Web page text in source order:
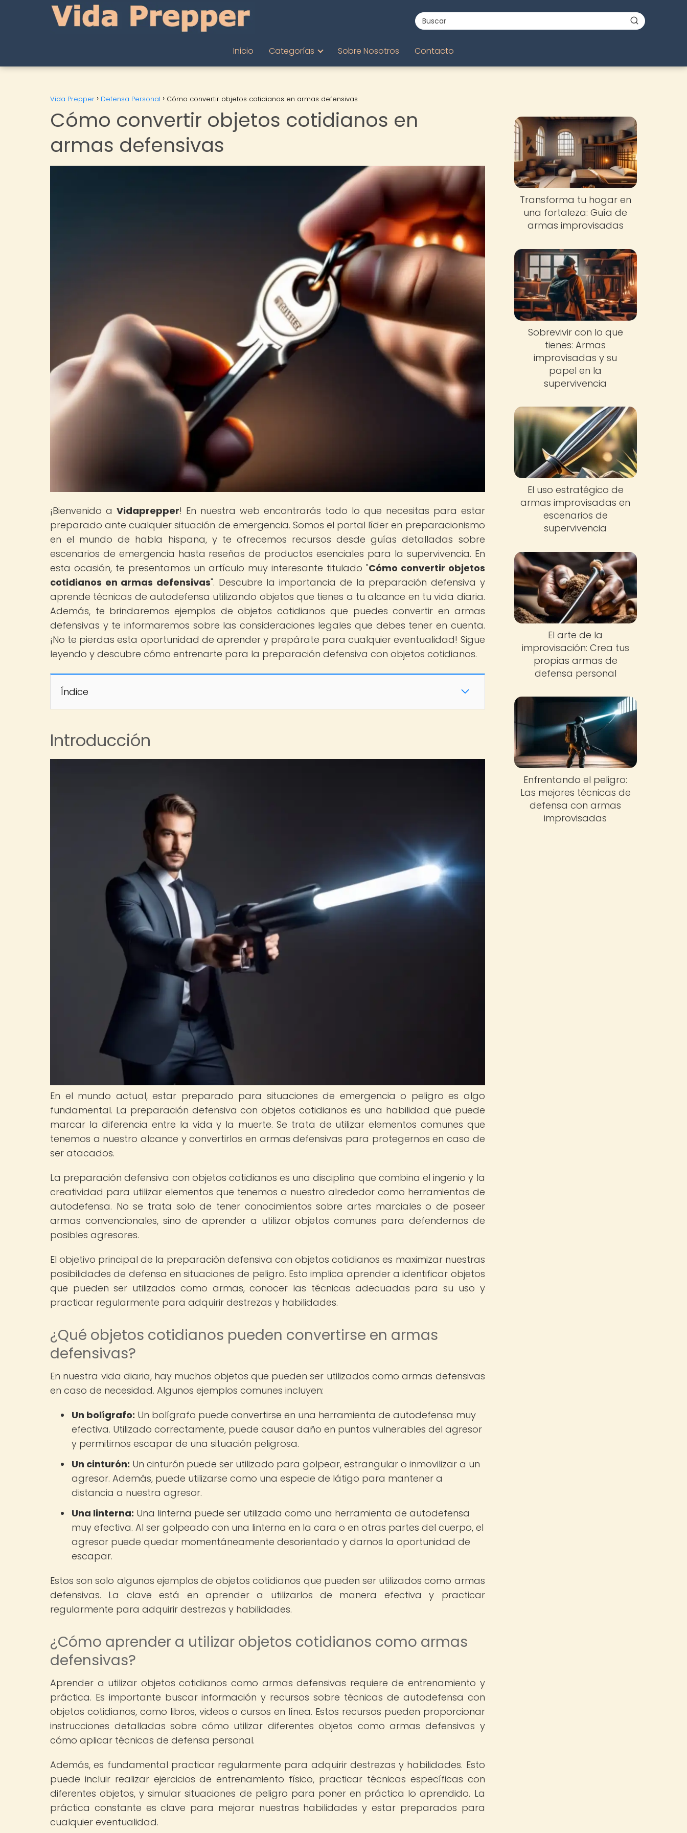
Inicio Categorías Sobre Nosotros Contacto
Vida Prepper Defensa Personal Cómo convertir objetos cotidianos en armas defensivas
Cómo convertir objetos cotidianos en
armas defensivas
¡Bienvenido a Vidaprepper! En nuestra web encontrarás todo lo que necesitas para estar
preparado ante cualquier situación de emergencia. Somos el portal líder en preparacionismo
en el mundo de habla hispana, y te ofrecemos recursos desde guías detalladas sobre
escenarios de emergencia hasta reseñas de productos esenciales para la supervivencia. En
esta ocasión, te presentamos un artículo muy interesante titulado "Cómo convertir objetos
cotidianos en armas defensivas". Descubre la importancia de la preparación defensiva y
aprende técnicas de autodefensa utilizando objetos que tienes a tu alcance en tu vida diaria.
Además, te brindaremos ejemplos de objetos cotidianos que puedes convertir en armas
defensivas y te informaremos sobre las consideraciones legales que debes tener en cuenta.
¡No te pierdas esta oportunidad de aprender y prepárate para cualquier eventualidad! Sigue
leyendo y descubre cómo entrenarte para la preparación defensiva con objetos cotidianos.
Índice
Introducción
En el mundo actual, estar preparado para situaciones de emergencia o peligro es algo
fundamental. La preparación defensiva con objetos cotidianos es una habilidad que puede
marcar la diferencia entre la vida y la muerte. Se trata de utilizar elementos comunes que
tenemos a nuestro alcance y convertirlos en armas defensivas para protegernos en caso de
ser atacados.
La preparación defensiva con objetos cotidianos es una disciplina que combina el ingenio y la
creatividad para utilizar elementos que tenemos a nuestro alrededor como herramientas de
autodefensa. No se trata solo de tener conocimientos sobre artes marciales o de poseer
armas convencionales, sino de aprender a utilizar objetos comunes para defendernos de
posibles agresores.
El objetivo principal de la preparación defensiva con objetos cotidianos es maximizar nuestras
posibilidades de defensa en situaciones de peligro. Esto implica aprender a identificar objetos
que pueden ser utilizados como armas, conocer las técnicas adecuadas para su uso y
practicar regularmente para adquirir destrezas y habilidades.
¿Qué objetos cotidianos pueden convertirse en armas
defensivas?
En nuestra vida diaria, hay muchos objetos que pueden ser utilizados como armas defensivas
en caso de necesidad. Algunos ejemplos comunes incluyen:
Un bolígrafo: Un bolígrafo puede convertirse en una herramienta de autodefensa muy
efectiva. Utilizado correctamente, puede causar daño en puntos vulnerables del agresor
y permitirnos escapar de una situación peligrosa.
Un cinturón: Un cinturón puede ser utilizado para golpear, estrangular o inmovilizar a un
agresor. Además, puede utilizarse como una especie de látigo para mantener a
distancia a nuestra agresor.
Una linterna: Una linterna puede ser utilizada como una herramienta de autodefensa
muy efectiva. Al ser golpeado con una linterna en la cara o en otras partes del cuerpo, el
agresor puede quedar momentáneamente desorientado y darnos la oportunidad de
escapar.
Estos son solo algunos ejemplos de objetos cotidianos que pueden ser utilizados como armas
defensivas. La clave está en aprender a utilizarlos de manera efectiva y practicar
regularmente para adquirir destrezas y habilidades.
¿Cómo aprender a utilizar objetos cotidianos como armas
defensivas?
Aprender a utilizar objetos cotidianos como armas defensivas requiere de entrenamiento y
práctica. Es importante buscar información y recursos sobre técnicas de autodefensa con
objetos cotidianos, como libros, videos o cursos en línea. Estos recursos pueden proporcionar
instrucciones detalladas sobre cómo utilizar diferentes objetos como armas defensivas y
cómo aplicar técnicas de defensa personal.
Además, es fundamental practicar regularmente para adquirir destrezas y habilidades. Esto
puede incluir realizar ejercicios de entrenamiento físico, practicar técnicas específicas con
diferentes objetos, y simular situaciones de peligro para poner en práctica lo aprendido. La
práctica constante es clave para mejorar nuestras habilidades y estar preparados para
cualquier eventualidad.
Transforma tu hogar en
una fortaleza: Guía de
armas improvisadas
Sobrevivir con lo que
tienes: Armas
improvisadas y su
papel en la
supervivencia
El uso estratégico de
armas improvisadas en
escenarios de
supervivencia
El arte de la
improvisación: Crea tus
propias armas de
defensa personal
Enfrentando el peligro:
Las mejores técnicas de
defensa con armas
improvisadas